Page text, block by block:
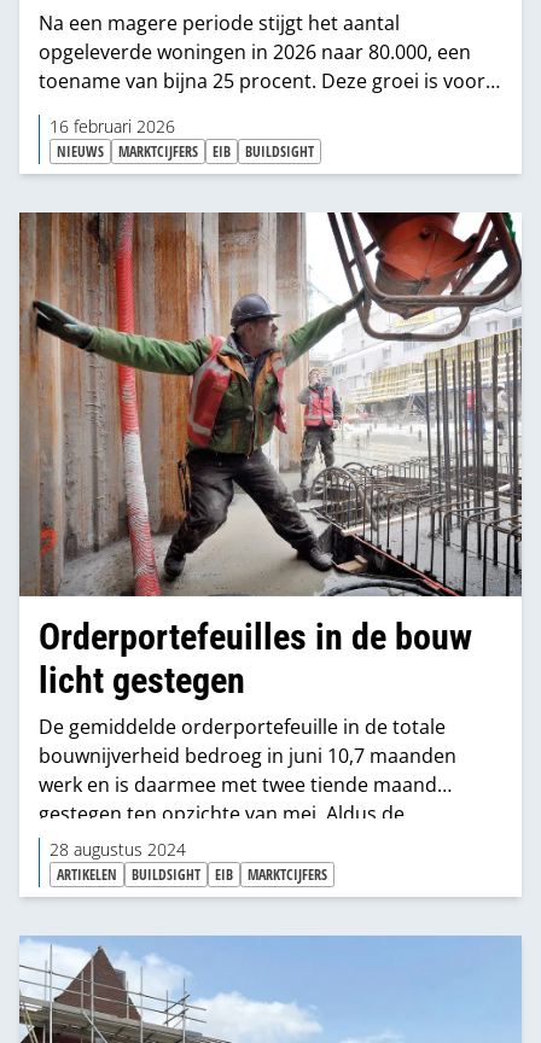
Na een magere periode stijgt het aantal
opgeleverde woningen in 2026 naar 80.000, een
toename van bijna 25 procent. Deze groei is vooral
een inhaalslag van eerder opgestarte projecten.
16 februari 2026
NIEUWS MARKTCIJFERS EIB BUILDSIGHT
Orderportefeuilles in de bouw
licht gestegen
De gemiddelde orderportefeuille in de totale
bouwnijverheid bedroeg in juni 10,7 maanden
werk en is daarmee met twee tiende maand
gestegen ten opzichte van mei. Aldus de
conjunctuurmeting in de bouwnijverheid van juli
2024 van het Economisch Instituut voor de Bouw.
Ook de analisten van Buildsight schroeven hun
verwachtingen voor ’25 en ’26 ietsje op.
28 augustus 2024
ARTIKELEN BUILDSIGHT EIB MARKTCIJFERS